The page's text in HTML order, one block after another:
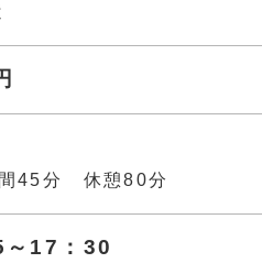
45分 休憩80分
17：30